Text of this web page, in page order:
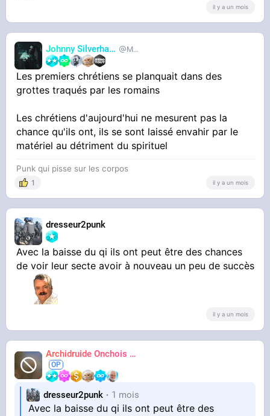
il y a un mois
Johnny Silverhand MetalHurlant
Les premiers chrétiens se planquait dans des
grottes traqués par les romains
Les chrétiens d'aujourd'hui ne mesurent pas la
chance qu'ils ont, ils se sont laissé envahir par le
matériel au détriment du spirituel
Punk qui pisse sur les corpos
1 il y a un mois
dresseur2punk
Avec la baisse du qi ils ont peut être des chances
de voir leur secte avoir à nouveau un peu de succès
il y a un mois
Archidruide Onchois
🍀️🌩️🐻️
dresseur2punk 1 mois
Avec la baisse du qi ils ont peut être des